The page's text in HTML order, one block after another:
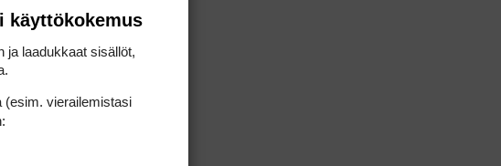
käyttökokemus
ja laadukkaat sisällöt,
(esim. vierailemis­tasi